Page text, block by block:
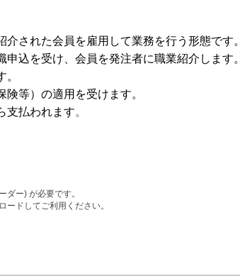
された会員を雇用して業務を行う形態です。
込を受け、会員を発注者に職業紹介します。
険等）の適用を受けます。
支払われます。
ー) が必要です。
ードしてご利用ください。